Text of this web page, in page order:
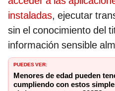
instaladas, ejecutar
sin el conocimiento del
información sensible
PUEDES VER:
Menores de edad pueden
cumpliendo con estos